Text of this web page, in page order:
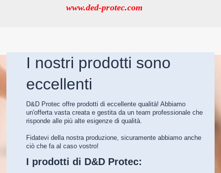
www.ded-protec.com
I nostri prodotti sono
eccellenti
D&D Protec offre prodotti di eccellente qualità! Abbiamo
un'offerta vasta creata e gestita da un team professionale che
risponde alle più alte esigenze di qualità.
Fidatevi della nostra produzione, sicuramente abbiamo anche
ciò che fa al caso vostro!
I prodotti di D&D Protec: